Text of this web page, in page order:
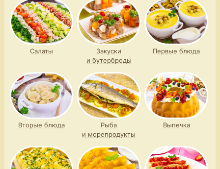
Салаты
Закуски
и бутерброды
Первые блюда
Вторые блюда
Рыба
и морепродукты
Выпечка